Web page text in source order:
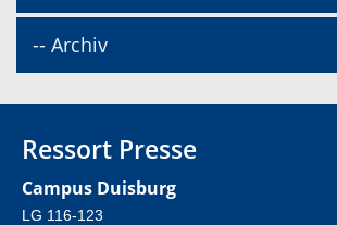
-- Archiv
Ressort Presse
Campus Duisburg
LG 116-123